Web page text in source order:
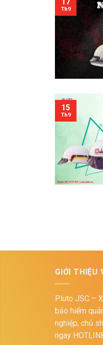
Th9
15
Th9
GIỚI THIỆU
Pluto JSC –
bảo hiểm
nghiệp, chủ
ngay